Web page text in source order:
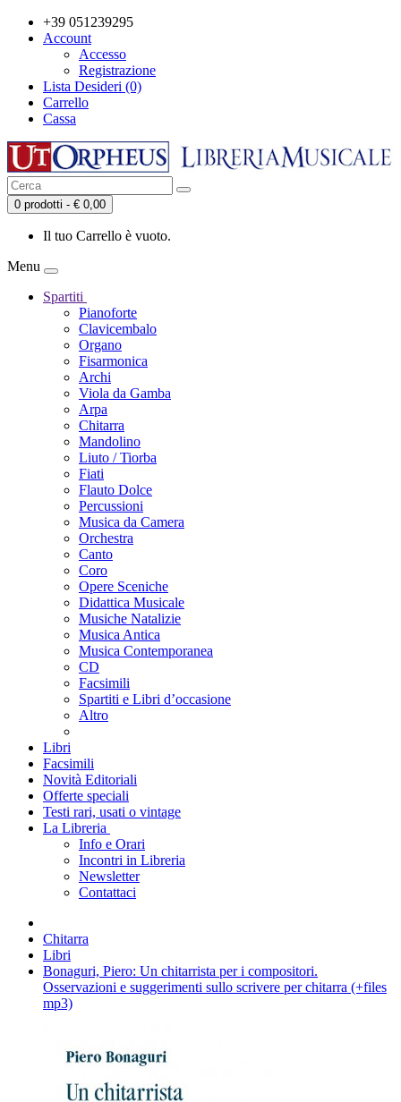
+39 051239295
Account
Accesso
Registrazione
Lista Desideri (0)
Carrello
Cassa
0 prodotti - € 0,00
Il tuo Carrello è vuoto.
Menu
Spartiti
Pianoforte
Clavicembalo
Organo
Fisarmonica
Archi
Viola da Gamba
Arpa
Chitarra
Mandolino
Liuto / Tiorba
Fiati
Flauto Dolce
Percussioni
Musica da Camera
Orchestra
Canto
Coro
Opere Sceniche
Didattica Musicale
Musiche Natalizie
Musica Antica
Musica Contemporanea
CD
Facsimili
Spartiti e Libri d’occasione
Altro
Libri
Facsimili
Novità Editoriali
Offerte speciali
Testi rari, usati o vintage
La Libreria
Info e Orari
Incontri in Libreria
Newsletter
Contattaci
Chitarra
Libri
Bonaguri, Piero: Un chitarrista per i compositori.
Osservazioni e suggerimenti sullo scrivere per chitarra (+files
mp3)